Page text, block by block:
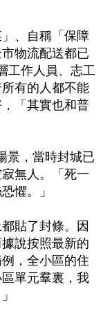
、自稱「保障
物流配送都已
工作人員、志工
有的人都不能
「其實也和普
景，當時封城已
無人。「死一
懼。」
貼了封條。因
說按照最新的
，全小區的住
單元羣裏，我